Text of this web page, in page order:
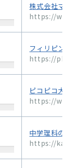
株式会社マ
https://
フィリピン
https://
ピコピコ大
https://
中学理科の
https://